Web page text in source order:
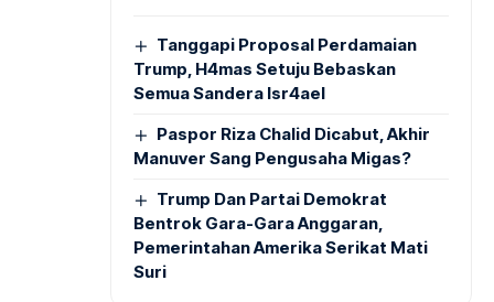
Tanggapi Proposal Perdamaian
Trump, H4mas Setuju Bebaskan
Semua Sandera Isr4ael
Paspor Riza Chalid Dicabut, Akhir
Manuver Sang Pengusaha Migas?
Trump Dan Partai Demokrat
Bentrok Gara-Gara Anggaran,
Pemerintahan Amerika Serikat Mati
Suri